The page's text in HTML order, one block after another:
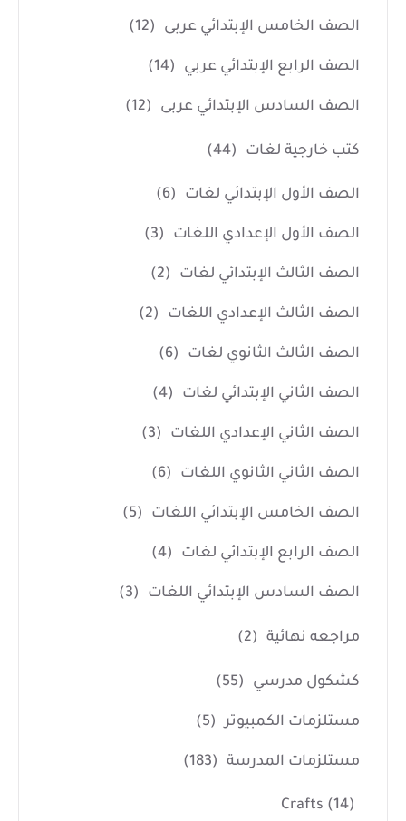
الصف الخامس الإبتدائي عربى (12)
الصف الرابع الإبتدائي عربي (14)
الصف السادس الإبتدائي عربى (12)
كتب خارجية لغات (44)
الصف الأول الإبتدائي لغات (6)
الصف الأول الإعدادي اللغات (3)
الصف الثالث الإبتدائي لغات (2)
الصف الثالث الإعدادي اللغات (2)
الصف الثالث الثانوي لغات (6)
الصف الثاني الإبتدائي لغات (4)
الصف الثاني الإعدادي اللغات (3)
الصف الثاني الثانوي اللغات (6)
الصف الخامس الإبتدائي اللغات (5)
الصف الرابع الإبتدائي لغات (4)
الصف السادس الإبتدائي اللغات (3)
مراجعه نهائية (2)
كشكول مدرسي (55)
مستلزمات الكمبيوتر (5)
مستلزمات المدرسة (183)
Crafts (14)